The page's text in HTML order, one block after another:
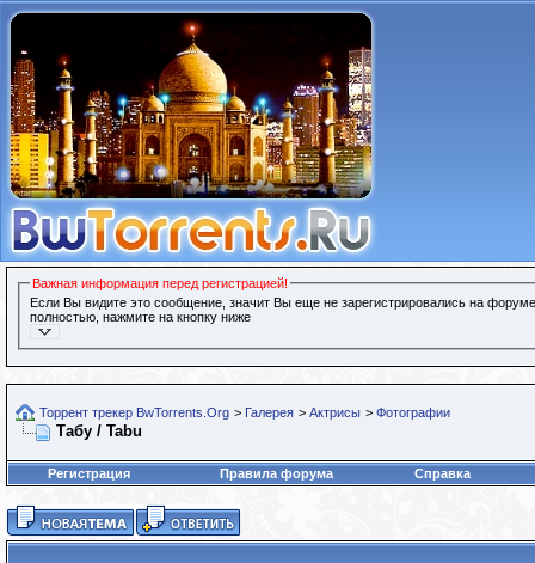
Важная информация перед регистрацией!
Если Вы видите это сообщение, значит Вы еще не зарегистрировались на
полностью, нажмите на кнопку ниже
Торрент трекер BwTorrents.Org > Галерея > Актрисы > Фотографии
Табу / Tabu
Регистрация Правила форума Справка